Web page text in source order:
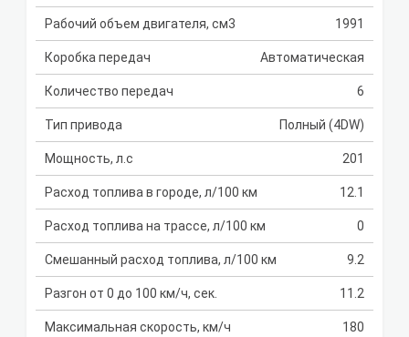
Рабочий объем двигателя, см3 1991
Коробка передач Автоматическая
Количество передач 6
Тип привода Полный (4DW)
Мощность, л.с 201
Расход топлива в городе, л/100 км 12.1
Расход топлива на трассе, л/100 км 0
Смешанный расход топлива, л/100 км 9.2
Разгон от 0 до 100 км/ч, сек. 11.2
Максимальная скорость, км/ч 180